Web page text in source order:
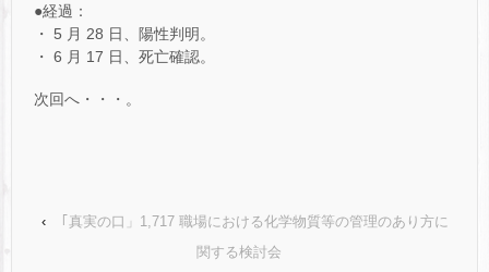
●経過：
・ 5 月 28 日、陽性判明。
・ 6 月 17 日、死亡確認。
次回へ・・・。
‹
｢真実の口」1,717 職場における化学物質等の管理のあり方に
関する検討会